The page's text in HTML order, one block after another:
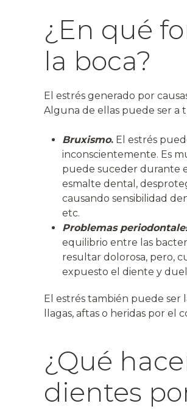
¿En qué
la boca?
El estrés generado por
Alguna de ellas puede ser a
Bruxismo. El estrés
inconscientemente. Es
puede suceder durante
esmalte dental,
causando sensibilidad
etc.
Problemas
equilibrio entre las
resultar dolorosa, pero,
expuesto el diente y
El estrés también puede ser
llagas, aftas o heridas por el
¿Qué
dientes